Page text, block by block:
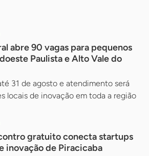
abre 90 vagas para pequenos
Paulista e Alto Vale do
31 de agosto e atendimento será
locais de inovação em toda a região
gratuito conecta startups
inovação de Piracicaba